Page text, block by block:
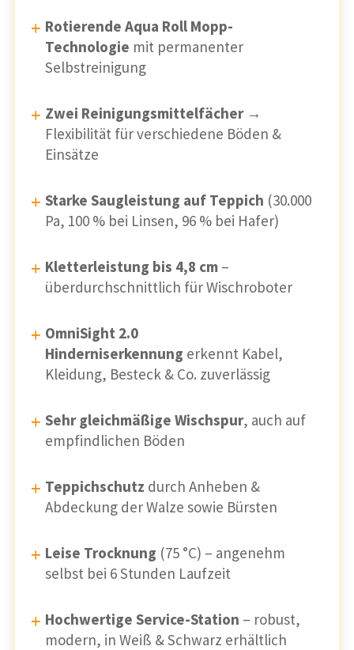
Rotierende Aqua Roll Mopp-
Technologie mit permanenter
Selbstreinigung
Zwei Reinigungsmittelfächer→
Flexibilität für verschiedene Böden &
Einsätze
Starke Saugleistung auf Teppich (30.000
Pa, 100 % bei Linsen, 96 % bei Hafer)
Kletterleistung bis 4,8 cm –
überdurchschnittlich für Wischroboter
OmniSight 2.0
Hinderniserkennung erkennt Kabel,
Kleidung, Besteck & Co. zuverlässig
Sehr gleichmäßige Wischspur, auch auf
empfindlichen Böden
Teppichschutz durch Anheben &
Abdeckung der Walze sowie Bürsten
Leise Trocknung (75 °C) – angenehm
selbst bei 6 Stunden Laufzeit
Hochwertige Service-Station – robust,
modern, in Weiß & Schwarz erhältlich